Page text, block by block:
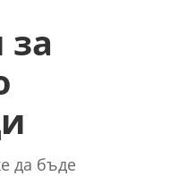
за
да бъде